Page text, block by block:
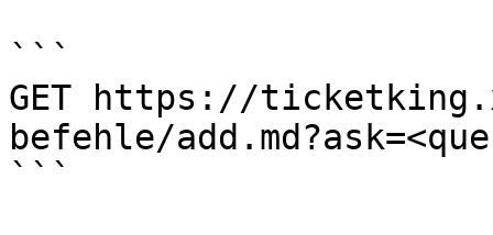
```
GET https://
befehle/
```